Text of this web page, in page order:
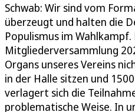
Schwab: Wir sind vom
überzeugt und halten die
Populismus im Wahlkampf.
Mitgliederversammlung
Organs unseres Vereins
in der Halle sitzen und
verlagert sich die
problematische Weise. In